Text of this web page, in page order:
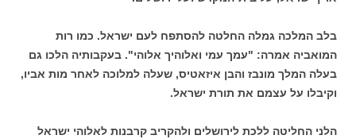
בלב המלכה גמלה החלטה להסתפח לעם ישראל. כמו רות
המואביה אמרה: "עמך עמי ואלוהיך אלוהי". בעקבותיה הלכו גם
בעלה המלך מונבז והבן איזאטיס, שעלה למלוכה לאחר מות אביו,
וקיבלו על עצמם את תורת ישראל.
הלני החליטה ללכת לירושלים ולהקריב קרבנות לאלוהי ישראל